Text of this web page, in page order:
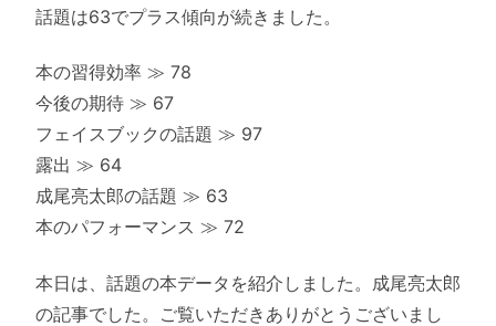
話題は63でプラス傾向が続きました。
本の習得効率 ≫ 78
今後の期待 ≫ 67
フェイスブックの話題 ≫ 97
露出 ≫ 64
成尾亮太郎の話題 ≫ 63
本のパフォーマンス ≫ 72
本日は、話題の本データを紹介しました。成尾亮太郎
の記事でした。ご覧いただきありがとうございまし